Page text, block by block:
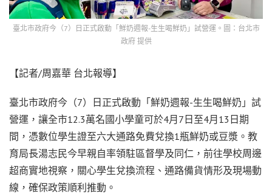
臺北市政府今（7）日正式啟動「鮮奶週報-生生喝鮮奶」試營運。圖：台北市
政府 提供
【記者/周嘉華 台北報導】
臺北市政府今（7）日正式啟動「鮮奶週報-生生喝鮮奶」試
營運，讓全市12.3萬名國小學童可於4月7日至4月13日期
間，憑數位學生證至六大通路免費兌換1瓶鮮奶或豆漿。教
育局長湯志民今早親自率領駐區督學及同仁，前往學校周邊
超商實地視察，關心學生兌換流程、通路備貨情形及現場動
線，確保政策順利推動。